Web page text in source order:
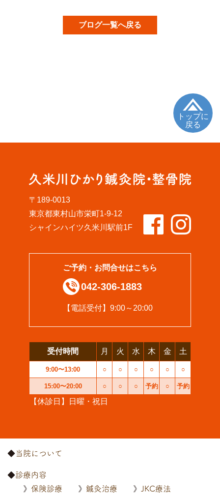
ブログ一覧へ戻る
トップに
戻る
〒189-0013
東京都東村山市栄町1-9-12
シャインハイツ久米川駅前1F
ご予約・お問合せはこちら
042-306-1883
【電話受付】9:00～20:00
受付時間 月 火 水 木 金 土
9:00〜13:00 ○ ○ ○ ○ ○ ○
15:00〜20:00 ○ ○ ○ 予約 ○ 予約
【休診日】日曜・祝日
当院について
診療内容
保険診療
鍼灸治療 JKC療法